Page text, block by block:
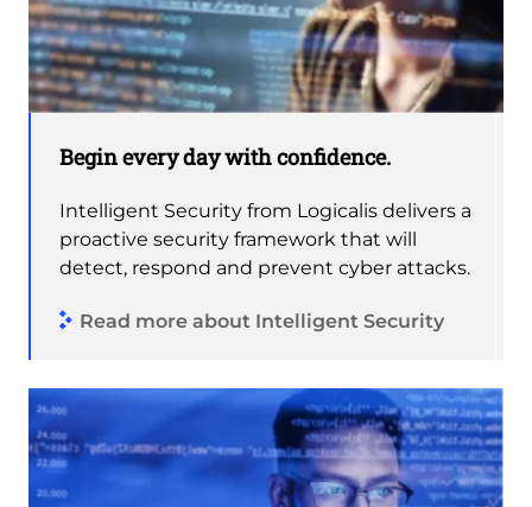
Begin every day with confidence.
Intelligent Security from Logicalis delivers a
proactive security framework that will
detect, respond and prevent cyber attacks.
Read more about Intelligent Security